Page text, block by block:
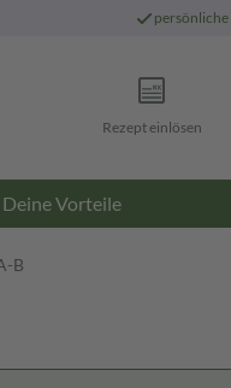
persönliche
Rezept einlösen
Deine Vorteile
B